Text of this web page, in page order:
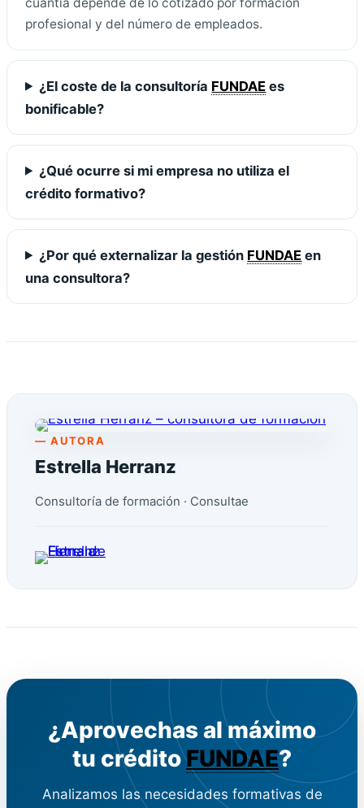
profesional y del número de empleados.
¿El coste de la consultoría FUNDAE es
bonificable?
¿Qué ocurre si mi empresa no utiliza el
crédito formativo?
¿Por qué externalizar la gestión FUNDAE en
una consultora?
— AUTORA
Estrella Herranz
Consultoría de formación · Consultae
¿Aprovechas al máximo
tu créditoFUNDAE?
Analizamos las necesidades formativas de